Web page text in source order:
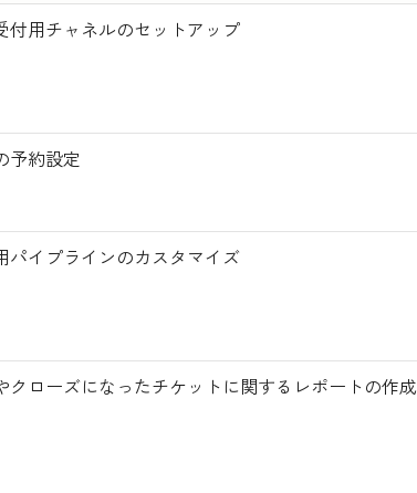
付用チャネルのセットアップ
予約設定
パイプラインのカスタマイズ
クローズになったチケットに関するレポートの作成